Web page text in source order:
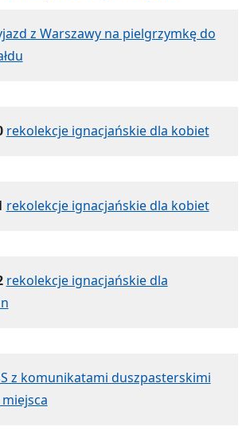
z Warszawy na pielgrzymkę do
rekolekcje ignacjańskie dla kobiet
rekolekcje ignacjańskie dla kobiet
rekolekcje ignacjańskie dla
z komunikatami duszpasterskimi